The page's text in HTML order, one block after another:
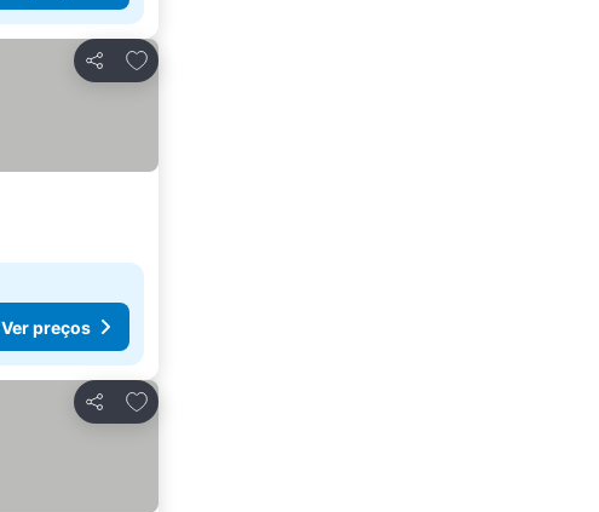
Partilhar
Adicionar aos favoritos
Ver preços
Partilhar
Adicionar aos favoritos